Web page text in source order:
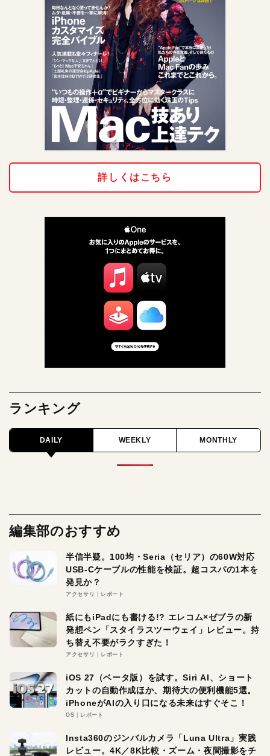
詳しくはこちら
ランキング
DAILY WEEKLY MONTHLY
編集部のおすすめ
半信半疑。100均・Seria（セリア）の60W対応
USB-Cケーブルの性能を検証。超コスパの1本を
発見か？
アクセサリ レポート
紙にもiPadにも書ける!? エレコム×ゼブラの新
発想ペン「スタイラスツーウェイ」レビュー。持
ち替え不要がラクすぎた！
アクセサリ レポート
iOS 27（ベータ版）を試す。Siri AI、ショート
カットの自動作成ほか、期待大の便利機能5選。
iPhoneがAIの入り口になる未来はすぐそこ！
OS レポート
Insta360のジンバルカメラ「Luna Ultra」実践
レビュー。4K／8K比較・ズーム・夜間撮影をチ